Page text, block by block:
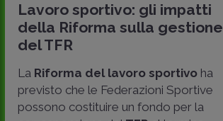
Lavoro sportivo: gli impatti
della Riforma sulla gestione
del TFR
La Riforma del lavoro sportivo ha
previsto che le Federazioni Sportive
possono costituire un fondo per la